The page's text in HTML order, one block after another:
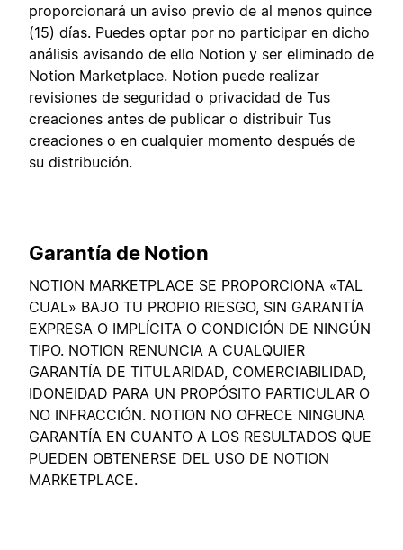
proporcionará un aviso previo de al menos quince
(15) días. Puedes optar por no participar en dicho
análisis avisando de ello Notion y ser eliminado de
Notion Marketplace. Notion puede realizar
revisiones de seguridad o privacidad de Tus
creaciones antes de publicar o distribuir Tus
creaciones o en cualquier momento después de
su distribución.
Garantía de Notion
NOTION MARKETPLACE SE PROPORCIONA «TAL
CUAL» BAJO TU PROPIO RIESGO, SIN GARANTÍA
EXPRESA O IMPLÍCITA O CONDICIÓN DE NINGÚN
TIPO. NOTION RENUNCIA A CUALQUIER
GARANTÍA DE TITULARIDAD, COMERCIABILIDAD,
IDONEIDAD PARA UN PROPÓSITO PARTICULAR O
NO INFRACCIÓN. NOTION NO OFRECE NINGUNA
GARANTÍA EN CUANTO A LOS RESULTADOS QUE
PUEDEN OBTENERSE DEL USO DE NOTION
MARKETPLACE.